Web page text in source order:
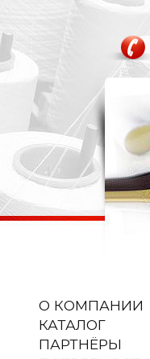
О КОМПАНИИ
КАТАЛОГ
ПАРТНЁРЫ